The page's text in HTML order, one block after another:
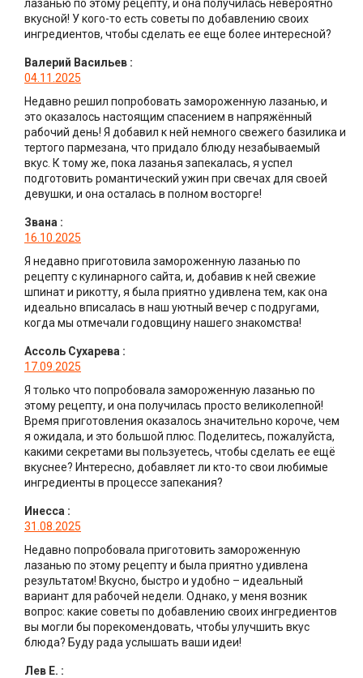
лазанью по этому рецепту, и она получилась невероятно
вкусной! У кого-то есть советы по добавлению своих
ингредиентов, чтобы сделать ее еще более интересной?
Валерий Васильев :
04.11.2025
Недавно решил попробовать замороженную лазанью, и
это оказалось настоящим спасением в напряжённый
рабочий день! Я добавил к ней немного свежего базилика и
тертого пармезана, что придало блюду незабываемый
вкус. К тому же, пока лазанья запекалась, я успел
подготовить романтический ужин при свечах для своей
девушки, и она осталась в полном восторге!
Звана :
16.10.2025
Я недавно приготовила замороженную лазанью по
рецепту с кулинарного сайта, и, добавив к ней свежие
шпинат и рикотту, я была приятно удивлена тем, как она
идеально вписалась в наш уютный вечер с подругами,
когда мы отмечали годовщину нашего знакомства!
Ассоль Сухарева :
17.09.2025
Я только что попробовала замороженную лазанью по
этому рецепту, и она получилась просто великолепной!
Время приготовления оказалось значительно короче, чем
я ожидала, и это большой плюс. Поделитесь, пожалуйста,
какими секретами вы пользуетесь, чтобы сделать ее ещё
вкуснее? Интересно, добавляет ли кто-то свои любимые
ингредиенты в процессе запекания?
Инесса :
31.08.2025
Недавно попробовала приготовить замороженную
лазанью по этому рецепту и была приятно удивлена
результатом! Вкусно, быстро и удобно – идеальный
вариант для рабочей недели. Однако, у меня возник
вопрос: какие советы по добавлению своих ингредиентов
вы могли бы порекомендовать, чтобы улучшить вкус
блюда? Буду рада услышать ваши идеи!
Лев Е. :